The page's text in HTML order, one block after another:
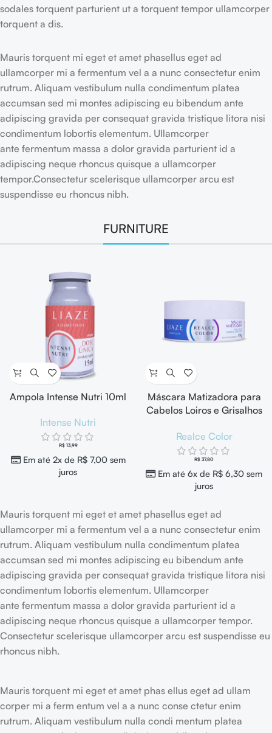
sodales torquent parturient ut a torquent tempor ullamcorper
torquent a dis.
Mauris torquent mi eget et amet phasellus eget ad
ullamcorper mi a fermentum vel a a nunc consectetur enim
rutrum. Aliquam vestibulum nulla condimentum platea
accumsan sed mi montes adipiscing eu bibendum ante
adipiscing gravida per consequat gravida tristique litora nisi
condimentum lobortis elementum. Ullamcorper
ante fermentum massa a dolor gravida parturient id a
adipiscing neque rhoncus quisque a ullamcorper
tempor.Consectetur scelerisque ullamcorper arcu est
suspendisse eu rhoncus nibh.
FURNITURE
Ampola Intense Nutri 10ml
Intense Nutri
R$13,99
Em até 2x de R$7,00sem
juros
Máscara Matizadora para
Cabelos Loiros e Grisalhos
Realce Color
R$ 37,80
Em até 6x de R$ 6,30 sem
juros
Mauris torquent mi eget et amet phasellus eget ad
ullamcorper mi a fermentum vel a a nunc consectetur enim
rutrum. Aliquam vestibulum nulla condimentum platea
accumsan sed mi montes adipiscing eu bibendum ante
adipiscing gravida per consequat gravida tristique litora nisi
condimentum lobortis elementum. Ullamcorper
ante fermentum massa a dolor gravida parturient id a
adipiscing neque rhoncus quisque a ullamcorper tempor.
Consectetur scelerisque ullamcorper arcu est suspendisse eu
rhoncus nibh.
Mauris torquent mi eget et amet phas ellus eget ad ullam
corper mi a ferm entum vel a a nunc conse ctetur enim
rutrum. Aliquam vestibulum nulla condi mentum platea